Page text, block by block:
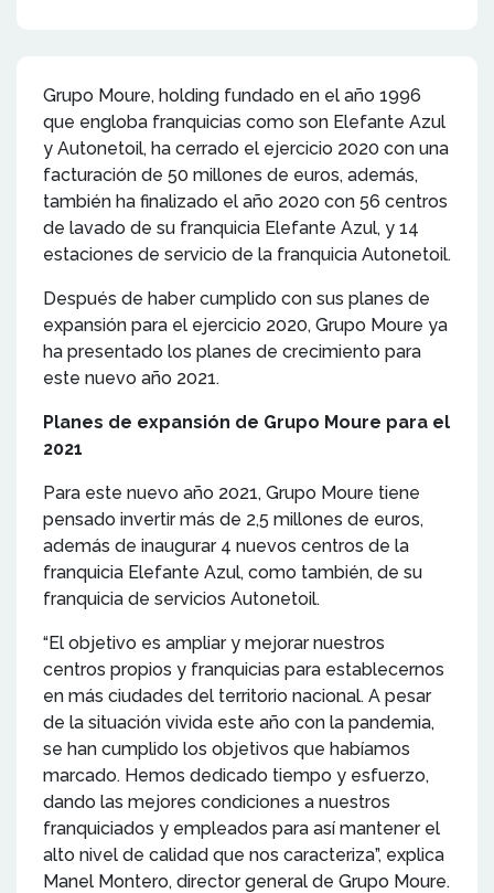
Grupo Moure, holding fundado en el año 1996
que engloba franquicias como son Elefante Azul
y Autonetoil, ha cerrado el ejercicio 2020 con una
facturación de 50 millones de euros, además,
también ha finalizado el año 2020 con 56 centros
de lavado de su franquicia Elefante Azul, y 14
estaciones de servicio de la franquicia Autonetoil.
Después de haber cumplido con sus planes de
expansión para el ejercicio 2020, Grupo Moure ya
ha presentado los planes de crecimiento para
este nuevo año 2021.
Planes de expansión de Grupo Moure para el
2021
Para este nuevo año 2021, Grupo Moure tiene
pensado invertir más de 2,5 millones de euros,
además de inaugurar 4 nuevos centros de la
franquicia Elefante Azul, como también, de su
franquicia de servicios Autonetoil.
“El objetivo es ampliar y mejorar nuestros
centros propios y franquicias para establecernos
en más ciudades del territorio nacional. A pesar
de la situación vivida este año con la pandemia,
se han cumplido los objetivos que habíamos
marcado. Hemos dedicado tiempo y esfuerzo,
dando las mejores condiciones a nuestros
franquiciados y empleados para así mantener el
alto nivel de calidad que nos caracteriza”, explica
Manel Montero, director general de Grupo Moure.